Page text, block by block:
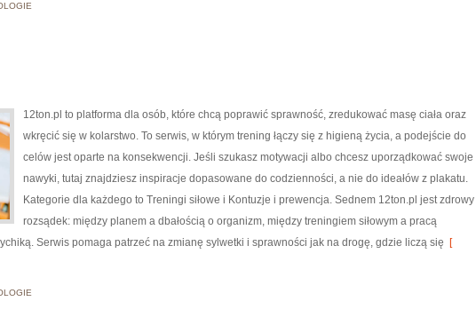
12ton.pl to platforma dla osób, które chcą poprawić sprawność, zredukować masę ciała oraz
wkręcić się w kolarstwo. To serwis, w którym trening łączy się z higieną życia, a podejście do
celów jest oparte na konsekwencji. Jeśli szukasz motywacji albo chcesz uporządkować swoje
nawyki, tutaj znajdziesz inspiracje dopasowane do codzienności, a nie do ideałów z plakatu.
Kategorie dla każdego to Treningi siłowe i Kontuzje i prewencja. Sednem 12ton.pl jest zdrowy
rozsądek: między planem a dbałością o organizm, między treningiem siłowym a pracą
Serwis pomaga patrzeć na zmianę sylwetki i sprawności jak na drogę, gdzie liczą się [